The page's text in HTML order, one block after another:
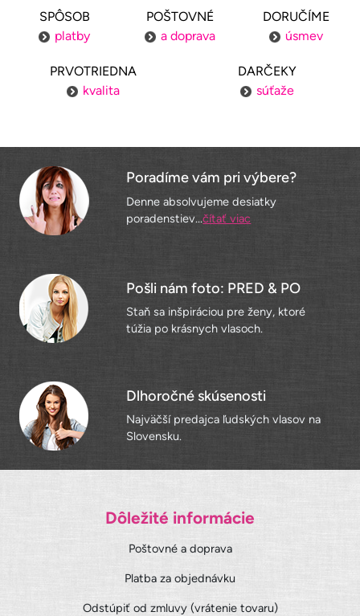
SPÔSOB
platby
POŠTOVNÉ
a doprava
DORUČÍME
úsmev
PRVOTRIEDNA
kvalita
DARČEKY
súťaže
Poradíme vám pri výbere?
Denne absolvujeme desiatky
poradenstiev...čítať viac
Pošli nám foto: PRED & PO
Staň sa inšpiráciou pre ženy, ktoré
túžia po krásnych vlasoch.
Dlhoročné skúsenosti
Najväčší predajca ľudských vlasov na
Slovensku.
Dôležité informácie
Poštovné a doprava
Platba za objednávku
Odstúpiť od zmluvy (vrátenie tovaru)